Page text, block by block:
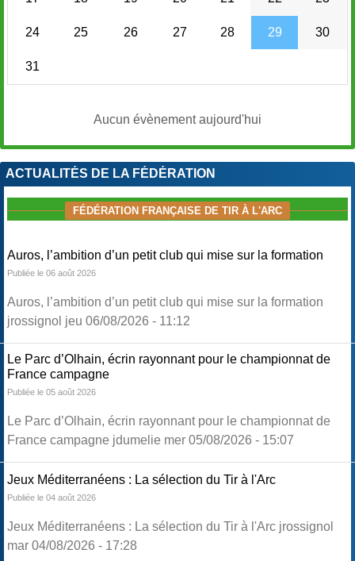
24 25 26 27 28 29 30
31
Aucun évènement aujourd'hui
ACTUALITÉS DE LA FÉDÉRATION
FÉDÉRATION FRANÇAISE DE TIR À L'ARC
Auros, l’ambition d’un petit club qui mise sur la formation
Publiée le 06 août 2026
Auros, l’ambition d’un petit club qui mise sur la formation
jrossignol jeu 06/08/2026 - 11:12
Le Parc d’Olhain, écrin rayonnant pour le championnat de
France campagne
Publiée le 05 août 2026
Le Parc d’Olhain, écrin rayonnant pour le championnat de
France campagne jdumelie mer 05/08/2026 - 15:07
Jeux Méditerranéens : La sélection du Tir à l'Arc
Publiée le 04 août 2026
Jeux Méditerranéens : La sélection du Tir à l'Arc jrossignol
mar 04/08/2026 - 17:28